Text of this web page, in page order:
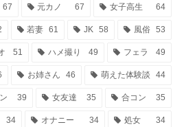
67 元カノ 67 女子高生 64
若妻 61 JK 58 風俗 53
51 ハメ撮り 49 フェラ 49
お姉さん 46 萌えた体験談 44
39 女友達 35 合コン 35
34 オナニー 34 処女 34